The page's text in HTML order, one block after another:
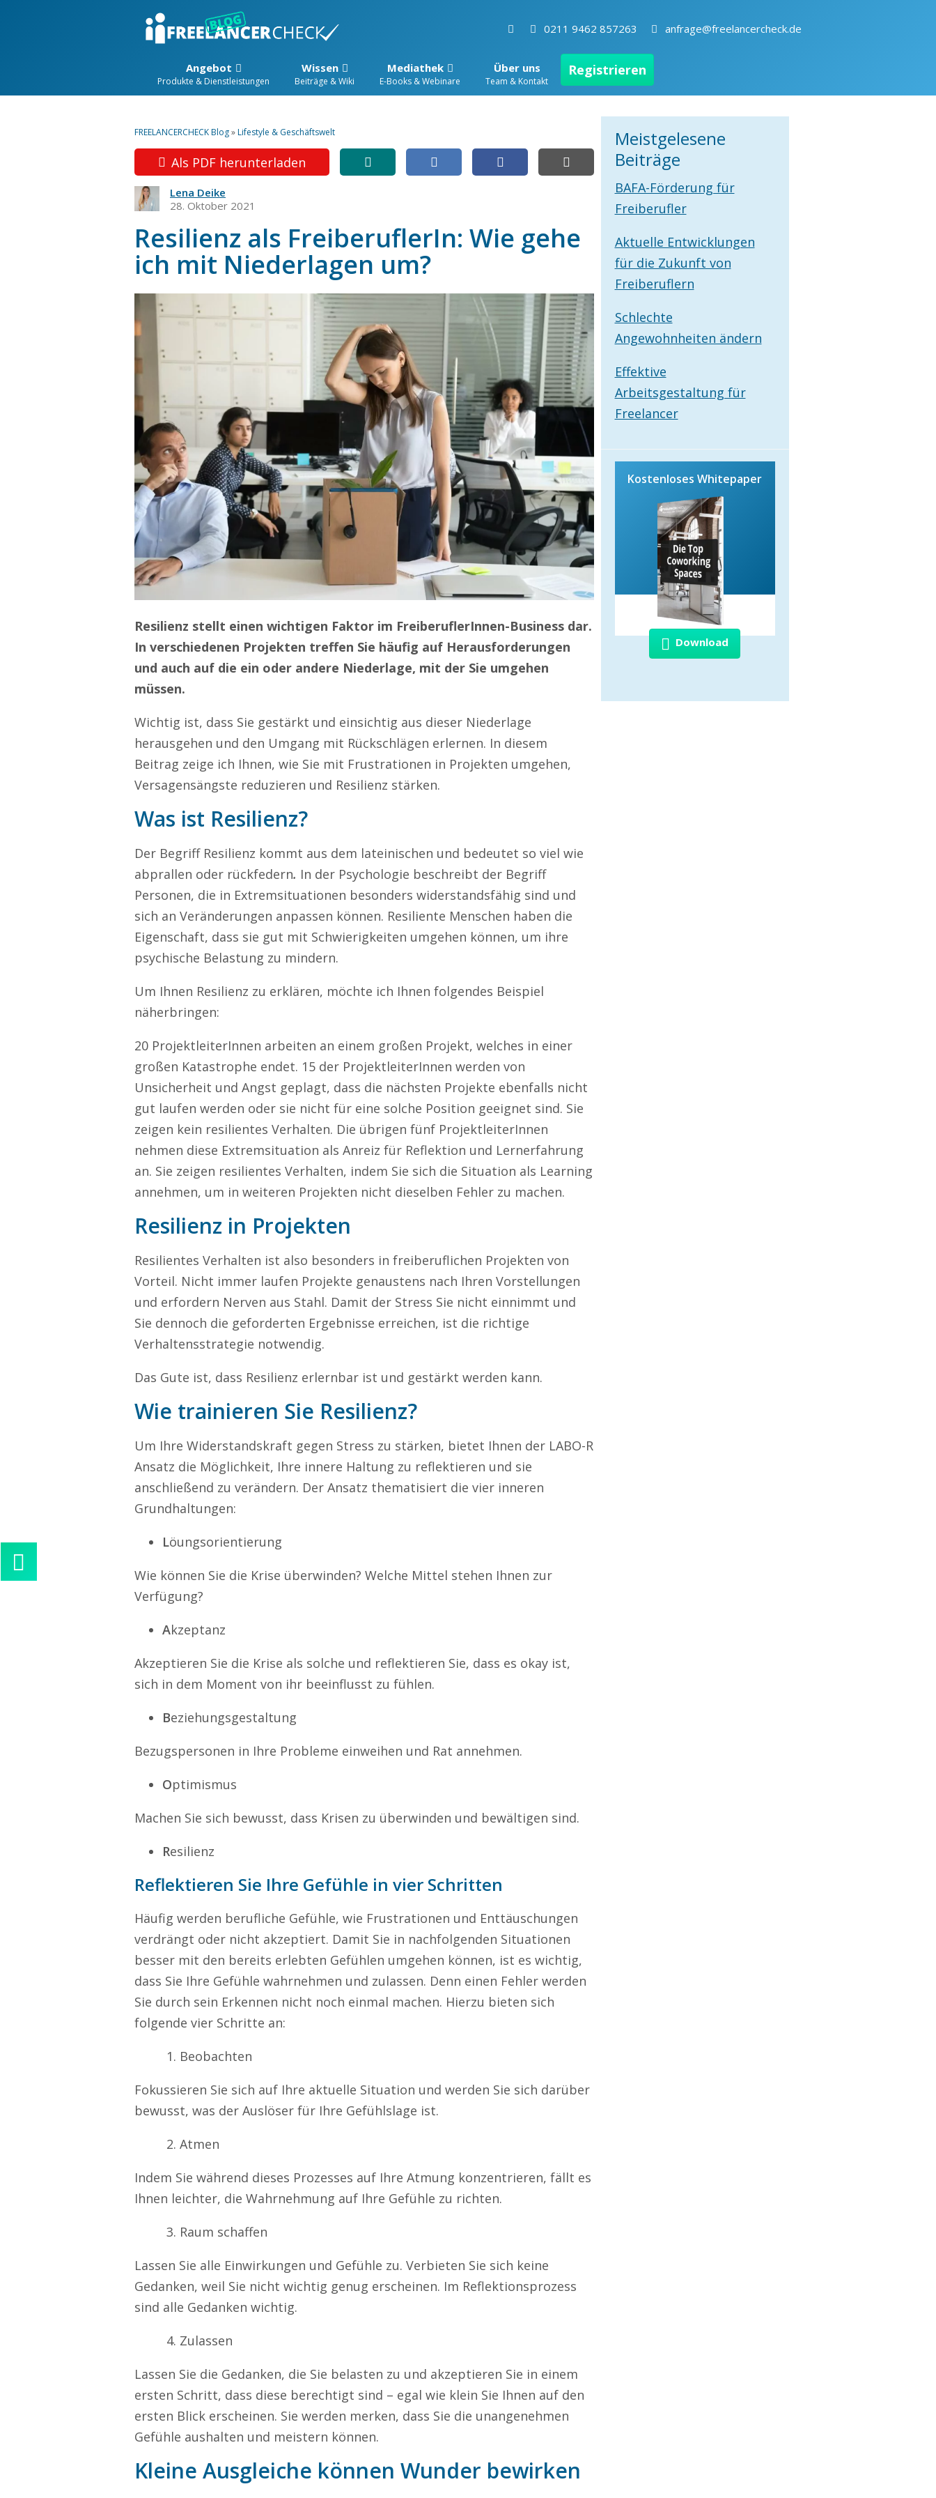
0211 9462 857263 anfrage@freelancercheck.de
Angebot
Produkte & Dienstleistungen
Wissen
Beiträge & Wiki
Mediathek
E-Books & Webinare
Über uns
Team & Kontakt
Registrieren
FREELANCERCHECK Blog»Lifestyle & Geschäftswelt
Als PDF herunterladen
Lena Deike
28. Oktober 2021
Resilienz als FreiberuflerIn: Wie gehe
ich mit Niederlagen um?
Resilienz stellt einen wichtigen Faktor im FreiberuflerInnen-Business dar.
In verschiedenen Projekten treffen Sie häufig auf Herausforderungen
und auch auf die ein oder andere Niederlage, mit der Sie umgehen
müssen.
Wichtig ist, dass Sie gestärkt und einsichtig aus dieser Niederlage
herausgehen und den Umgang mit Rückschlägen erlernen. In diesem
Beitrag zeige ich Ihnen, wie Sie mit Frustrationen in Projekten umgehen,
Versagensängste reduzieren und Resilienz stärken.
Was ist Resilienz?
Der Begriff Resilienz kommt aus dem lateinischen und bedeutet so viel wie
abprallen oder rückfedern. In der Psychologie beschreibt der Begriff
Personen, die in Extremsituationen besonders widerstandsfähig sind und
sich an Veränderungen anpassen können. Resiliente Menschen haben die
Eigenschaft, dass sie gut mit Schwierigkeiten umgehen können, um ihre
psychische Belastung zu mindern.
Um Ihnen Resilienz zu erklären, möchte ich Ihnen folgendes Beispiel
näherbringen:
20 ProjektleiterInnen arbeiten an einem großen Projekt, welches in einer
großen Katastrophe endet. 15 der ProjektleiterInnen werden von
Unsicherheit und Angst geplagt, dass die nächsten Projekte ebenfalls nicht
gut laufen werden oder sie nicht für eine solche Position geeignet sind. Sie
zeigen kein resilientes Verhalten. Die übrigen fünf ProjektleiterInnen
nehmen diese Extremsituation als Anreiz für Reflektion und Lernerfahrung
an. Sie zeigen resilientes Verhalten, indem Sie sich die Situation als Learning
annehmen, um in weiteren Projekten nicht dieselben Fehler zu machen.
Resilienz in Projekten
Resilientes Verhalten ist also besonders in freiberuflichen Projekten von
Vorteil. Nicht immer laufen Projekte genaustens nach Ihren Vorstellungen
und erfordern Nerven aus Stahl. Damit der Stress Sie nicht einnimmt und
Sie dennoch die geforderten Ergebnisse erreichen, ist die richtige
Verhaltensstrategie notwendig.
Das Gute ist, dass Resilienz erlernbar ist und gestärkt werden kann.
Wie trainieren Sie Resilienz?
Um Ihre Widerstandskraft gegen Stress zu stärken, bietet Ihnen der LABO-R
Ansatz die Möglichkeit, Ihre innere Haltung zu reflektieren und sie
anschließend zu verändern. Der Ansatz thematisiert die vier inneren
Grundhaltungen:
Löungsorientierung
Wie können Sie die Krise überwinden? Welche Mittel stehen Ihnen zur
Verfügung?
Akzeptanz
Akzeptieren Sie die Krise als solche und reflektieren Sie, dass es okay ist,
sich in dem Moment von ihr beeinflusst zu fühlen.
Beziehungsgestaltung
Bezugspersonen in Ihre Probleme einweihen und Rat annehmen.
Optimismus
Machen Sie sich bewusst, dass Krisen zu überwinden und bewältigen sind.
Resilienz
Reflektieren Sie Ihre Gefühle in vier Schritten
Häufig werden berufliche Gefühle, wie Frustrationen und Enttäuschungen
verdrängt oder nicht akzeptiert. Damit Sie in nachfolgenden Situationen
besser mit den bereits erlebten Gefühlen umgehen können, ist es wichtig,
dass Sie Ihre Gefühle wahrnehmen und zulassen. Denn einen Fehler werden
Sie durch sein Erkennen nicht noch einmal machen. Hierzu bieten sich
folgende vier Schritte an:
Beobachten
Fokussieren Sie sich auf Ihre aktuelle Situation und werden Sie sich darüber
bewusst, was der Auslöser für Ihre Gefühlslage ist.
Atmen
Indem Sie während dieses Prozesses auf Ihre Atmung konzentrieren, fällt es
Ihnen leichter, die Wahrnehmung auf Ihre Gefühle zu richten.
Raum schaffen
Lassen Sie alle Einwirkungen und Gefühle zu. Verbieten Sie sich keine
Gedanken, weil Sie nicht wichtig genug erscheinen. Im Reflektionsprozess
sind alle Gedanken wichtig.
Zulassen
Lassen Sie die Gedanken, die Sie belasten zu und akzeptieren Sie in einem
ersten Schritt, dass diese berechtigt sind – egal wie klein Sie Ihnen auf den
ersten Blick erscheinen. Sie werden merken, dass Sie die unangenehmen
Gefühle aushalten und meistern können.
Kleine Ausgleiche können Wunder bewirken
Meistgelesene
Beiträge
BAFA-Förderung für
Freiberufler
Aktuelle Entwicklungen
für die Zukunft von
Freiberuflern
Schlechte
Angewohnheiten ändern
Effektive
Arbeitsgestaltung für
Freelancer
Kostenloses Whitepaper
Download
Alina Beck
Kundenservice
0211 946 285 72-63
Ihre Anfrage